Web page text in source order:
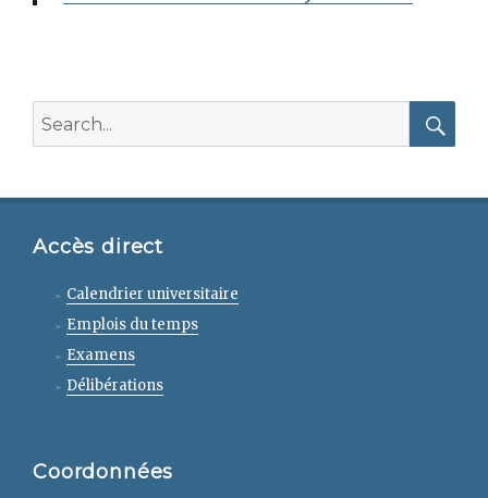
for:
Accès direct
Calendrier universitaire
Emplois du temps
Examens
Délibérations
Coordonnées